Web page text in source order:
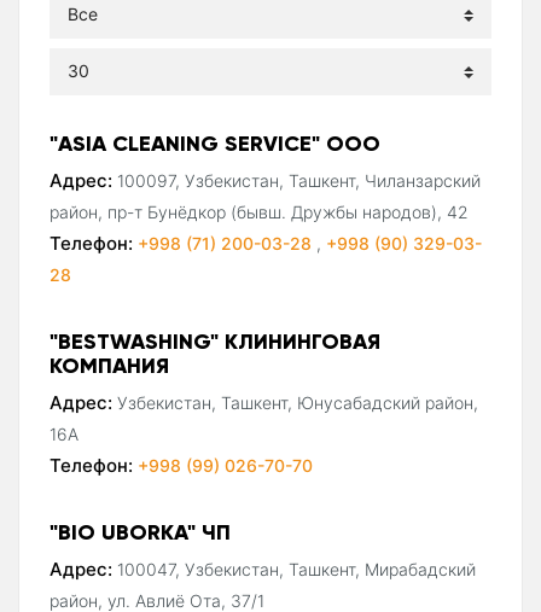
"ASIA CLEANING SERVICE" ООО
Адрес: 100097, Узбекистан, Ташкент, Чиланзарский
район, пр-т Бунёдкор (бывш. Дружбы народов), 42
Телефон: +998 (71) 200-03-28 , +998 (90) 329-03-
28
"BESTWASHING" КЛИНИНГОВАЯ
КОМПАНИЯ
Адрес: Узбекистан, Ташкент, Юнусабадский район,
16A
Телефон: +998 (99) 026-70-70
"BIO UBORKA" ЧП
Адрес: 100047, Узбекистан, Ташкент, Мирабадский
район, ул. Авлиё Ота, 37/1